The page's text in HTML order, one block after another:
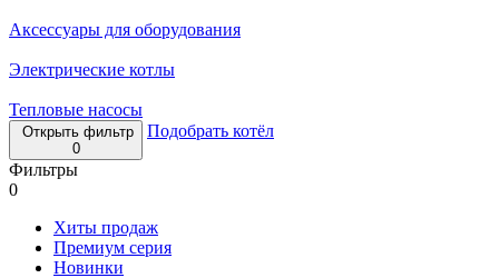
Аксессуары для оборудования
Электрические котлы
Тепловые насосы
Открыть фильтр
0
Подобрать котёл
Фильтры
0
Хиты продаж
Премиум серия
Новинки